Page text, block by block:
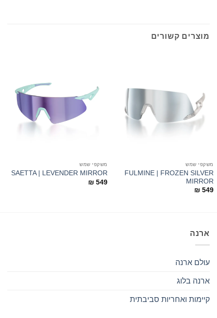
מוצרים קשורים
משקפי שמש
FULMINE | FROZEN SILVER
MIRROR
₪ 549
משקפי שמש
SAETTA | LEVENDER MIRROR
₪ 549
ארנה
עולם ארנה
ארנה בלוג
קיימות ואחריות סביבתית